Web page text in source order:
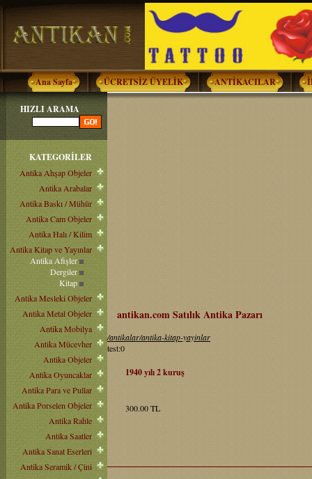
Ana Sayfa ÜCRETSİZ ÜYELİK ANTİKACILAR
HIZLI ARAMA
KATEGORİLER
Antika Ahşap Objeler
Antika Arabalar
Antika Baskı / Mühür
Antika Cam Objeler
Antika Halı / Kilim
Antika Kitap ve Yayınlar
Antika Afişler
Dergiler
Kitap
Antika Mesleki Objeler
Antika Metal Objeler
Antika Mobilya
Antika Mücevher
Antika Objeler
Antika Oyuncaklar
Antika Para ve Pullar
Antika Porselen Objeler
Antika Rahle
Antika Saatler
Antika Sanat Eserleri
Antika Seramik / Çini
antikan.com Satılık Antika Pazarı
/antikalar/antika-kitap-yayinlar
test:0
1940 yılı 2 kuruş
300.00 TL